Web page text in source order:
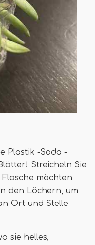
Plastik -Soda -
Streicheln Sie
Flasche möchten
den Löchern, um
Ort und Stelle
sie helles,